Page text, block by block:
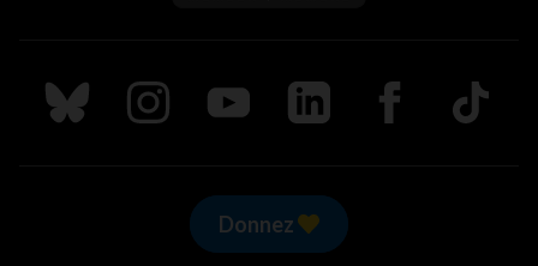
Suivez nous sur Bluesky
Suivez nous sur Instagram
Suivez nous sur Youtube
Suivez nous sur LinkedIn
Suivez nous sur
TikTok
Donnez